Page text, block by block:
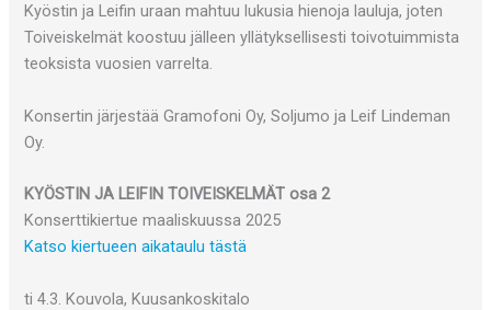
Kyöstin ja Leifin uraan mahtuu lukusia hienoja lauluja, joten
Toiveiskelmät koostuu jälleen yllätyksellisesti toivotuimmista
teoksista vuosien varrelta.
Konsertin järjestää Gramofoni Oy, Soljumo ja Leif Lindeman
Oy.
KYÖSTIN JA LEIFIN TOIVEISKELMÄT osa 2
Konserttikiertue maaliskuussa 2025
Katso kiertueen aikataulu tästä
ti 4.3. Kouvola, Kuusankoskitalo